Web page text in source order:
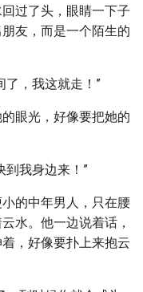
过了头，眼睛一下子
友，而是一个陌生的
了，我这就走！”
眼光，好像要把她的
到我身边来！”
的中年男人，只在腰
水。他一边说着话，
，好像要扑上来抱云